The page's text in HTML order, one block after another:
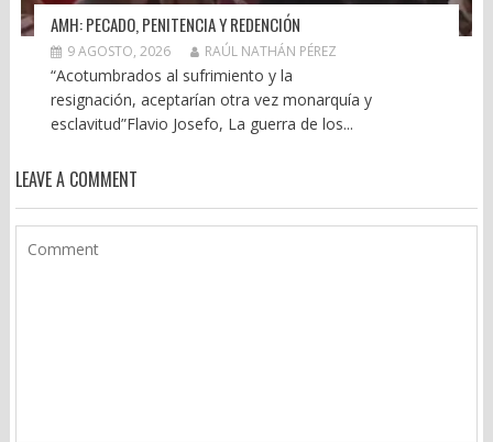
AMH: PECADO, PENITENCIA Y REDENCIÓN
9 AGOSTO, 2026 RAÚL NATHÁN PÉREZ
“Acotumbrados al sufrimiento y la
resignación, aceptarían otra vez monarquía y
esclavitud”Flavio Josefo, La guerra de los...
LEAVE A COMMENT